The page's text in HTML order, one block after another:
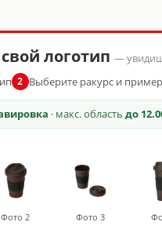
логотип —
2 Выберите ракурс и
· макс. область до
Фото 2 Фото 3